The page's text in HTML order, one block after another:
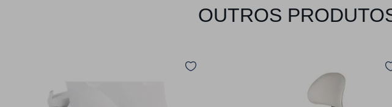
OUTROS